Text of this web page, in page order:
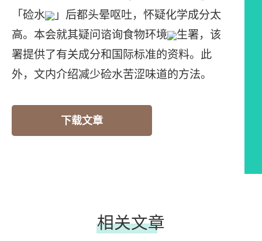
「硷水
」后都头晕呕吐，怀疑化学成分太
高。本会就其疑问谘询食物环境
生署，该
署提供了有关成分和国际标准的资料。此
外，文内介绍减少硷水苦涩味道的方法。
下载文章
相关文章